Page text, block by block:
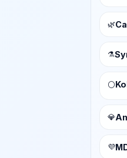
🌿
⚗️
⚪
💎
💜